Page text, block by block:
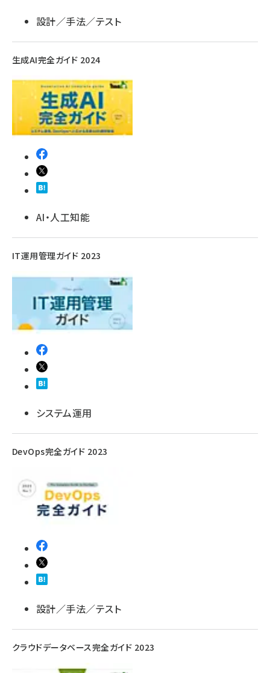
設計／手法／テスト
生成AI完全ガイド 2024
AI・人工知能
IT運用管理ガイド 2023
システム運用
DevOps完全ガイド 2023
設計／手法／テスト
クラウドデータベース完全ガイド 2023